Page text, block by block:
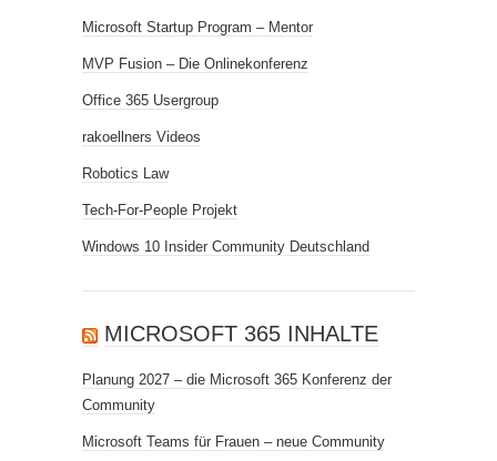
Microsoft Startup Program – Mentor
MVP Fusion – Die Onlinekonferenz
Office 365 Usergroup
rakoellners Videos
Robotics Law
Tech-For-People Projekt
Windows 10 Insider Community Deutschland
MICROSOFT 365 INHALTE
Planung 2027 – die Microsoft 365 Konferenz der
Community
Microsoft Teams für Frauen – neue Community